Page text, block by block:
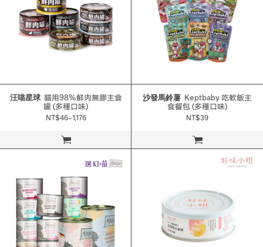
立即購買
汪喵星球貓用98%鮮肉無膠主食
罐 (多種口味)
NT$46~1,176
立即購買
沙發馬鈴薯
食餐包 (多種口味)
NT$39